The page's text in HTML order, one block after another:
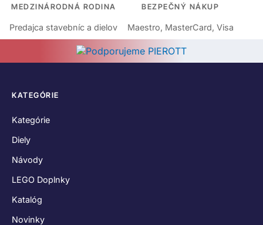
MEDZINÁRODNÁ RODINA
Predajca stavebníc a dielov
BEZPEČNÝ NÁKUP
Maestro, MasterCard, Visa
KATEGÓRIE
Kategórie
Diely
Návody
LEGO Doplnky
Katalóg
Novinky